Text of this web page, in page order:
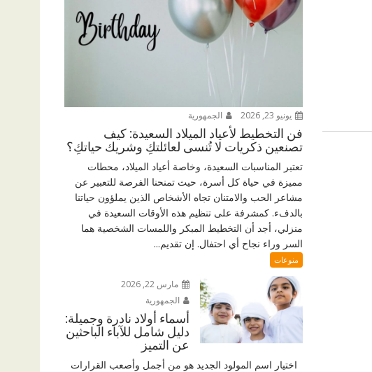
يونيو 23, 2026 الجمهورية
فن التخطيط لأعياد الميلاد السعيدة: كيف
تصنعين ذكريات لا تُنسى لعائلتكِ وشريك حياتكِ؟
تعتبر المناسبات السعيدة، وخاصة أعياد الميلاد، محطات
مميزة في حياة كل أسرة، حيث تمنحنا الفرصة للتعبير عن
مشاعر الحب والامتنان تجاه الأشخاص الذين يملؤون حياتنا
بالدفء. كمشرفة على تنظيم هذه الأوقات السعيدة في
منزلي، أجد أن التخطيط المبكر واللمسات الشخصية هما
السر وراء نجاح أي احتفال. إن تقديم...
منوعات
مارس 22, 2026
الجمهورية
أسماء أولاد نادرة وجميلة:
دليل شامل للآباء الباحثين
عن التميز
اختيار اسم المولود الجديد هو من أجمل وأصعب القرارات